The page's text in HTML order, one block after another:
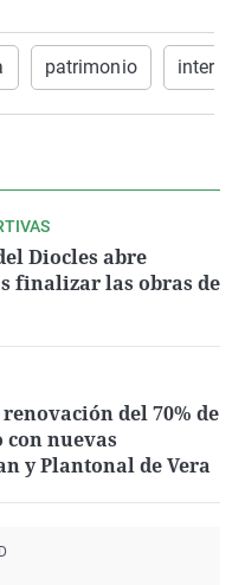
patrimonio
Diocles abre
finalizar las obras de
del 70% de
con nuevas
y Plantonal de Vera